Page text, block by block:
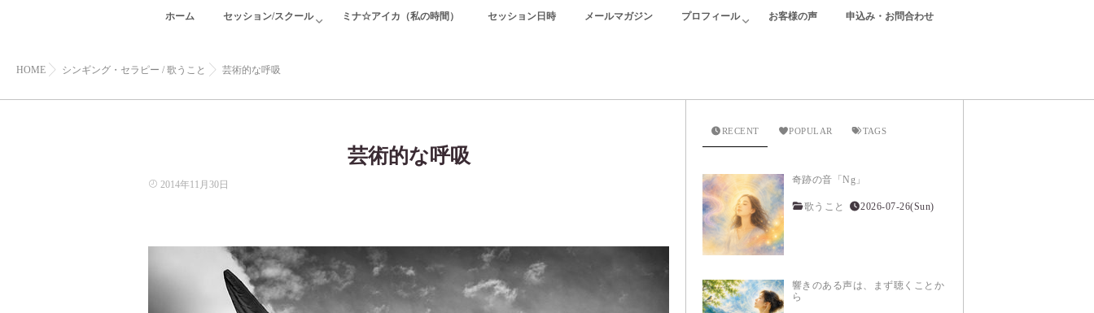
ホーム セッション/スクール ミナ☆アイカ（私の時間） セッション日時 メールマガジン プロフィール お客様の声 申込み・お問合わせ
HOME シンギング・セラピー / 歌うこと 芸術的な呼吸
芸術的な呼吸
2014年11月30日
RECENT POPULAR TAGS
奇跡の音「Ng」
歌うこと 2026-07-26(Sun)
響きのある声は、まず聴くことか
ら